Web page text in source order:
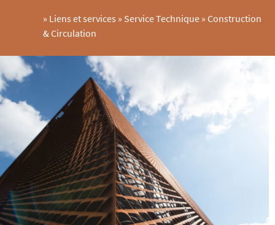
» Liens et services » Service Technique » Construction
& Circulation